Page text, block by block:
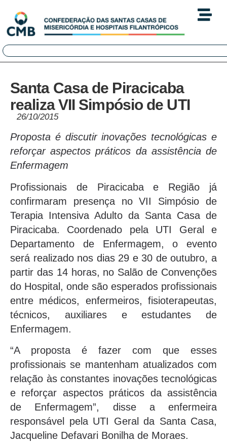
Santa Casa de Piracicaba
realiza VII Simpósio de UTI
26/10/2015
Proposta é discutir inovações tecnológicas e
reforçar aspectos práticos da assistência de
Enfermagem
Profissionais de Piracicaba e Região já
confirmaram presença no VII Simpósio de
Terapia Intensiva Adulto da Santa Casa de
Piracicaba. Coordenado pela UTI Geral e
Departamento de Enfermagem, o evento
será realizado nos dias 29 e 30 de outubro, a
partir das 14 horas, no Salão de Convenções
do Hospital, onde são esperados profissionais
entre médicos, enfermeiros, fisioterapeutas,
técnicos, auxiliares e estudantes de
Enfermagem.
“A proposta é fazer com que esses
profissionais se mantenham atualizados com
relação às constantes inovações tecnológicas
e reforçar aspectos práticos da assistência
de Enfermagem”, disse a enfermeira
responsável pela UTI Geral da Santa Casa,
Jacqueline Defavari Bonilha de Moraes.